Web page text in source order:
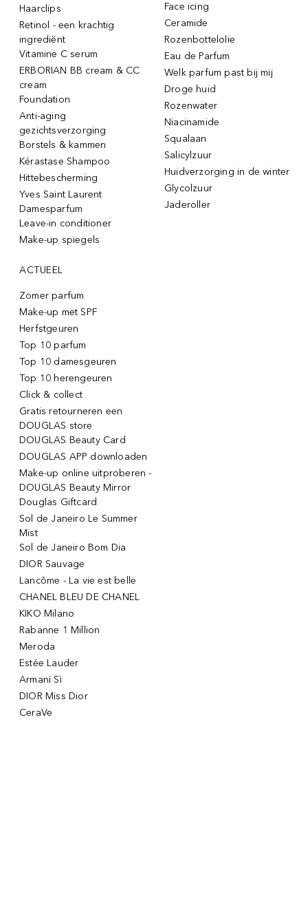
Haarclips
Retinol - een krachtig
ingrediënt
Vitamine C serum
ERBORIAN BB cream & CC
cream
Foundation
Anti-aging
gezichtsverzorging
Borstels & kammen
Kérastase Shampoo
Hittebescherming
Yves Saint Laurent
Damesparfum
Leave-in conditioner
Make-up spiegels
Face icing
Ceramide
Rozenbottelolie
Eau de Parfum
Welk parfum past bij mij
Droge huid
Rozenwater
Niacinamide
Squalaan
Salicylzuur
Huidverzorging in de winter
Glycolzuur
Jaderoller
ACTUEEL
Zomer parfum
Make-up met SPF
Herfstgeuren
Top 10 parfum
Top 10 damesgeuren
Top 10 herengeuren
Click & collect
Gratis retourneren een
DOUGLAS store
DOUGLAS Beauty Card
DOUGLAS APP downloaden
Make-up online uitproberen -
DOUGLAS Beauty Mirror
Douglas Giftcard
Sol de Janeiro Le Summer
Mist
Sol de Janeiro Bom Dia
DIOR Sauvage
Lancôme - La vie est belle
CHANEL BLEU DE CHANEL
KIKO Milano
Rabanne 1 Million
Meroda
Estée Lauder
Armani Sì
DIOR Miss Dior
CeraVe